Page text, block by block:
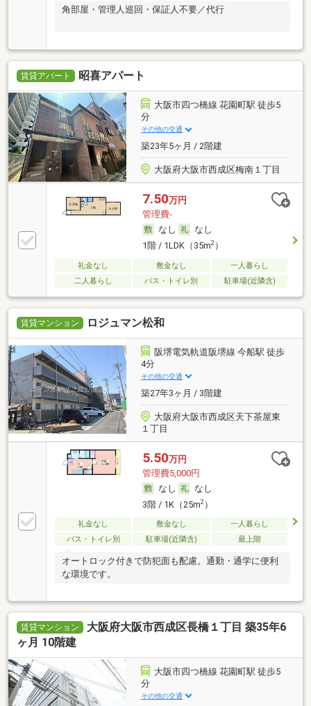
角部屋・管理人巡回・保証人不要／代行
賃貸アパート 昭喜アパート
大阪市四つ橋線 花園町駅 徒歩5
分
その他の交通
築23年5ヶ月 / 2階建
大阪府大阪市西成区梅南１丁目
7.50万円
管理費-
なし
なし
1階 / 1LDK（35m2）
礼金なし 敷金なし
一人暮らし
二人暮らし
バス・トイレ別 駐車場(近隣含)
賃貸マンション ロジュマン松和
阪堺電気軌道阪堺線 今船駅 徒歩
4分
その他の交通
築27年3ヶ月 / 3階建
大阪府大阪市西成区天下茶屋東
１丁目
5.50万円
管理費5,000円
なし
なし
3階 / 1K（25m2）
礼金なし 敷金なし
一人暮らし
バス・トイレ別
駐車場(近隣含) 最上階
オートロック付きで防犯面も配慮。通勤・通学に便利
な環境です。
賃貸マンション
大阪府大阪市西成区長橋１丁目 築35年6
ヶ月 10階建
大阪市四つ橋線 花園町駅 徒歩5
分
その他の交通